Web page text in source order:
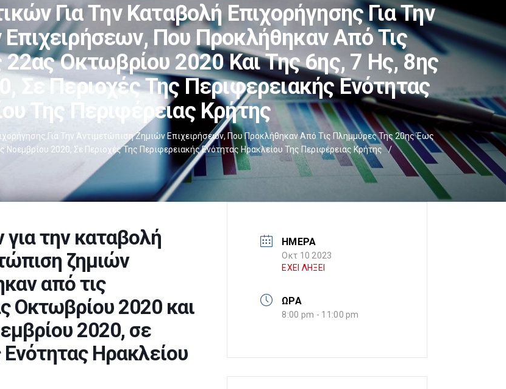
Για Την Καταβολή Επιχορήγησης Για Την
Που Προκλήθηκαν Από Τις
Οκτωβρίου 2020 Και Της 6ης, 7 Ης, 8ης
Σε Περιοχές Της Περιφερειακής Ενότητας
Της Περιφέρειας Κρήτης
Για Την Αντιμετώπιση Ζημιών Επιχειρήσεων, Που Προκλήθηκαν Από Τις Πλημμύρες Της 20ης Έως
2020, Σε Περιοχές Της Περιφερειακής Ενότητας Ηρακλείου Της Περιφέρειας Κρήτης
/
την καταβολή
ζημιών
από τις
Οκτωβρίου 2020 και
2020, σε
Ηρακλείου
ΗΜΕΡΑ
Οκτ 10 2023
ΕΧΕΙ ΛΗΞΕΙ
ΩΡΑ
8:00 pm - 11:00 pm